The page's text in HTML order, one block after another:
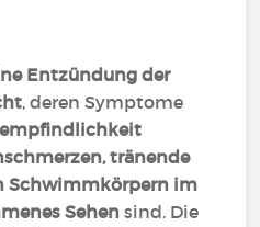
Entzündung der
, deren Symptome
tränende
Schwimmkörpern im
Sehen sind. Die